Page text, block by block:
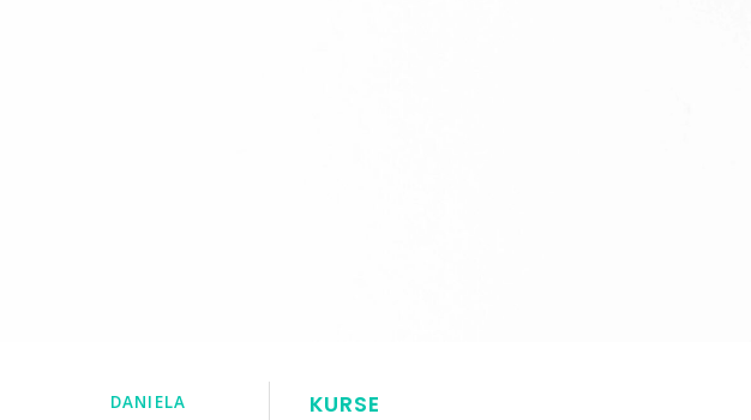
DANIELA KURSE